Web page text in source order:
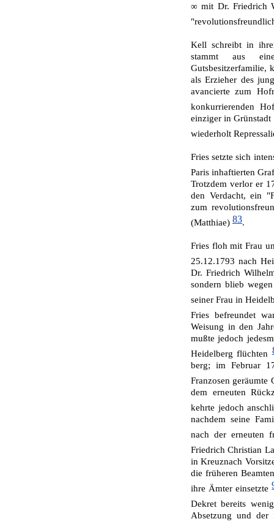
∞ mit Dr. Friedrich
Kell schreibt in
stammt aus
Gutsbesitzerfamilie,
als Er­zieher des
avancierte zum
konkurrierenden
einziger in Grünstadt
wiederholt
Fries setzte sich
Paris inhaftierten
Trotzdem verlor er
den Verdacht, ein
zum
(Matthiae) 83.
Fries floh mit Frau
25.12.1793 nach
Dr. Friedrich
sondern blieb
seiner Frau in
Fries befreundet
Weisung in den
mußte jedoch
Heidelberg flüchten
berg; im Februar
Franzosen
dem erneuten
kehrte jedoch
nachdem seine
nach der erneuten
Friedrich Christian
in Kreuznach
die früheren
ihre Ämter einsetzte
Dekret bereits
Absetzung und der